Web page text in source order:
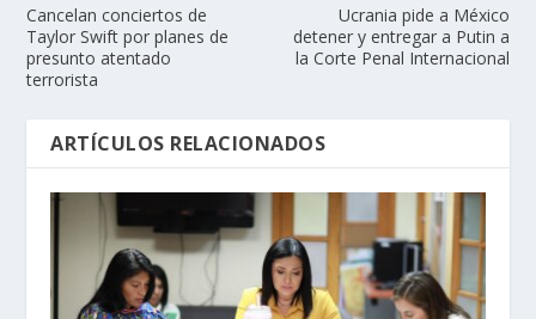
Cancelan conciertos de
Taylor Swift por planes de
presunto atentado
terrorista
Ucrania pide a México
detener y entregar a Putin a
la Corte Penal Internacional
ARTÍCULOS RELACIONADOS